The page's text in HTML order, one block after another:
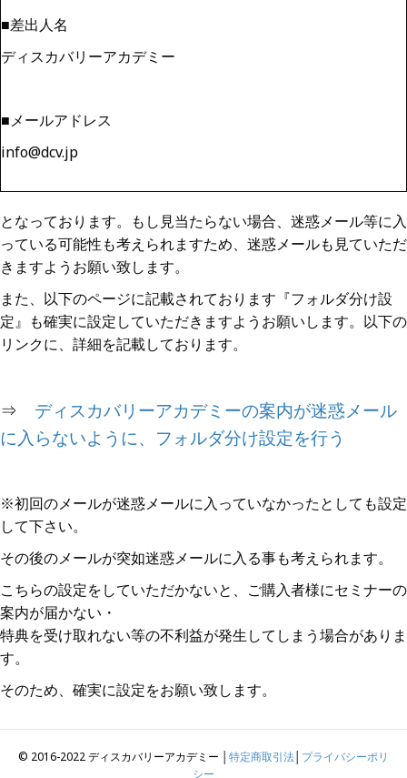
■差出人名
ディスカバリーアカデミー
■メールアドレス
info@dcv.jp
となっております。もし見当たらない場合、迷惑メール等に入
っている可能性も考えられますため、迷惑メールも見ていただ
きますようお願い致します。
また、以下のページに記載されております『フォルダ分け設
定』も確実に設定していただきますようお願いします。以下の
リンクに、詳細を記載しております。
⇒ ディスカバリーアカデミーの案内が迷惑メール
に入らないように、フォルダ分け設定を行う
※初回のメールが迷惑メールに入っていなかったとしても設定
して下さい。
その後のメールが突如迷惑メールに入る事も考えられます。
こちらの設定をしていただかないと、ご購入者様にセミナーの
案内が届かない・
特典を受け取れない等の不利益が発生してしまう場合がありま
す。
そのため、確実に設定をお願い致します。
© 2016-2022 ディスカバリーアカデミー │ 特定商取引法 プライバシーポリ
シー